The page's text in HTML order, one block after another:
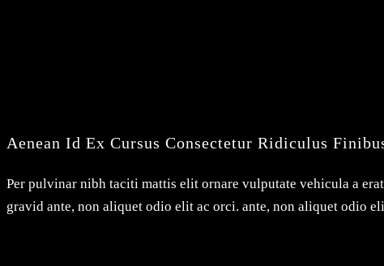
Aenean Id Ex Cursus Consectetur Ridiculus
Per pulvinar nibh taciti mattis elit ornare vulputate vehicula a
gravid ante, non aliquet odio elit ac orci. ante, non aliquet odio